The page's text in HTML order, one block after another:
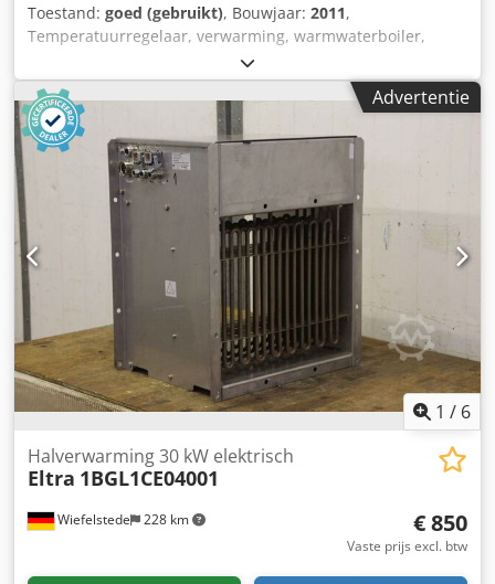
Toestand: goed (gebruikt), Bouwjaar: 2011,
Temperatuurregelaar, verwarming, warmwaterboiler,
hydronisch systeem, hydraulisch station voor
hogedrukreiniger, hogedrukpomp - Temperatuurregelaars
voor: water - Elektrische verwarming voor:
hogedrukreinigers, hogedrukpompen - Fabrikant: Frigotrol
- Type: S-TT 50/108-D Dsdpfoqw D Dpsx Alrjck - Vermogen:
110 kW - Aansluiting: - Toegestane bedrijfs-overdruk: 6 bar
- Afmetingen: 1548/890/H1630 mm - Gewicht: 380 kg
Advertentie
1 / 6
Wiefelstede 228 km
Halverwarming 30 kW elektrisch
Eltra 1BGL1CE04001
€ 850
Vaste prijs excl. btw